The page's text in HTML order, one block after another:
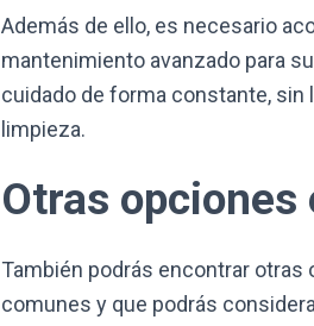
Además de ello, es necesario
mantenimiento avanzado para
cuidado de forma constante, sin
limpieza.
Otras
También podrás encontrar otras
comunes y que podrás